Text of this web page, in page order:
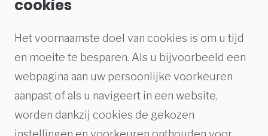
cookies
Het voornaamste doel van cookies is om u tijd
en moeite te besparen. Als u bijvoorbeeld een
webpagina aan uw persoonlijke voorkeuren
aanpast of als u navigeert in een website,
worden dankzij cookies de gekozen